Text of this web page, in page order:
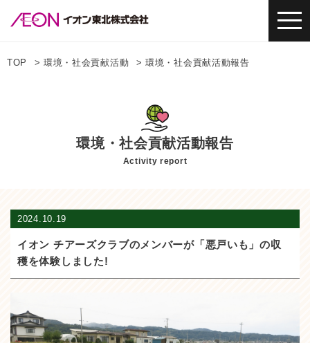
TOP 環境・社会貢献活動 環境・社会貢献活動報告
環境・社会貢献活動報告
Activity report
2024.10.19
イオン チアーズクラブのメンバーが「悪戸いも」の収
穫を体験しました!